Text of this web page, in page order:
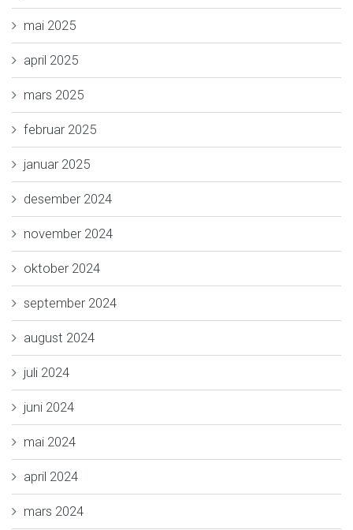
mai 2025
april 2025
mars 2025
februar 2025
januar 2025
desember 2024
november 2024
oktober 2024
september 2024
august 2024
juli 2024
juni 2024
mai 2024
april 2024
mars 2024